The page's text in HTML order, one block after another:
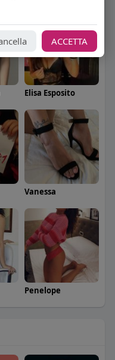
Elisa Esposito
Vanessa
Penelope
ACCETTA